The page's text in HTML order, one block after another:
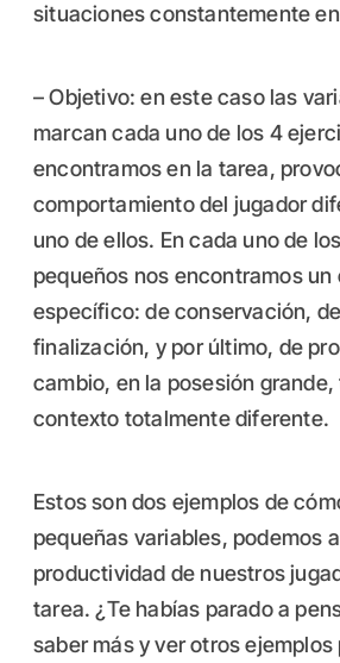
situaciones constantemente
– Objetivo: en este caso las
marcan cada uno de los 4
encontramos en la tarea,
comportamiento del jugador
uno de ellos. En cada uno de
pequeños nos encontramos un
específico: de conservación,
finalización, y por último, de
cambio, en la posesión grande,
contexto totalmente diferente.
Estos son dos ejemplos de
pequeñas variables, podemos
productividad de nuestros
tarea. ¿Te habías parado a
saber más y ver otros